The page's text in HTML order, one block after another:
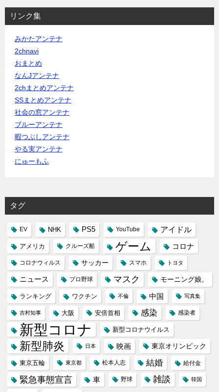
リンク集
みかたアンテナ
2chnavi
おまとめ
なんJアンテナ
2chまとめアンテナ
SSまとめアンテナ
社会の窓アンテナ
ブルーアンテナ
暇つぶしアンテナ
やる実アンテナ
にゅーもふ
タグ
EV NHK PS5 YouTube アイドル
アメリカ クルーズ船 ゲーム コロナ
コロナウィルス サッカー スマホ トヨタ
ニュース プロ野球 マスク モーニング娘。
ランキング ワクチン 不倫 中国 写真集
吉村知事 大阪 安倍首相 感染 感染者
新型コロナ 新型コロナウイルス
新型肺炎 日本 映画 東京オリンピック
東京五輪 東京都 松本人志 結婚 給付金
緊急事態宣言 車 野球 雑談 韓国